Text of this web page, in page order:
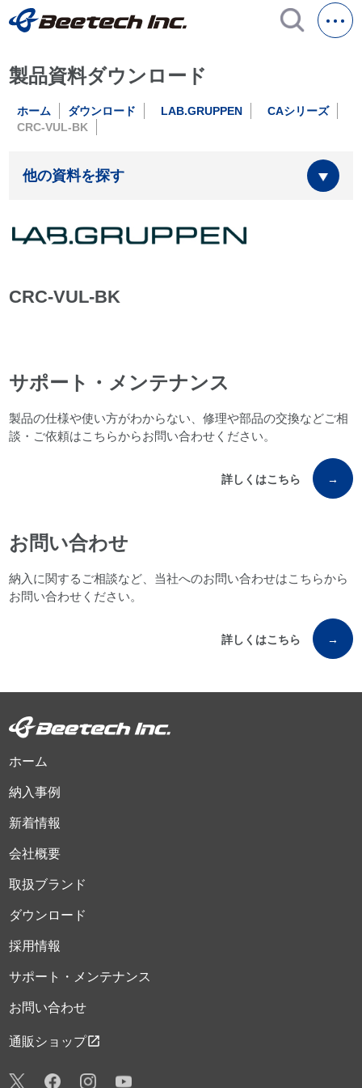
製品資料ダウンロード
ホーム ダウンロード LAB.GRUPPEN
CAシリーズ
CRC-VUL-BK
他の資料を探す
CRC-VUL-BK
サポート・メンテナンス
製品の仕様や使い方がわからない、修理や部品の交換などご相
談・ご依頼はこちらからお問い合わせください。
詳しくはこちら →
お問い合わせ
納入に関するご相談など、当社へのお問い合わせはこちらから
お問い合わせください。
詳しくはこちら →
ホーム
納入事例
新着情報
会社概要
取扱ブランド
ダウンロード
採用情報
サポート・メンテナンス
お問い合わせ
通販ショップopen_in_new